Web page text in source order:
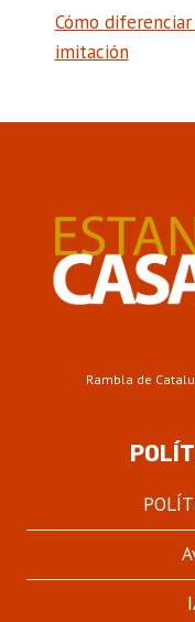
Cómo
imitación
Rambla de